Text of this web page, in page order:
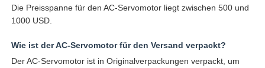
Die Preisspanne für den AC-Servomotor liegt zwischen 500 und
1000 USD.
Wie ist der AC-Servomotor für den Versand verpackt?
Der AC-Servomotor ist in Originalverpackungen verpackt, um